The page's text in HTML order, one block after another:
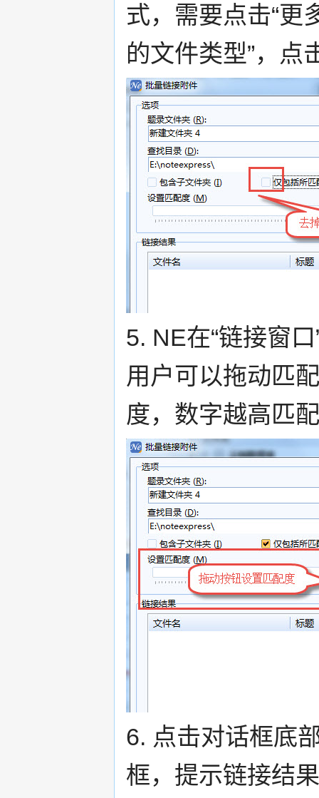
式，需要点击“更
的文件类型”，点
5. NE在“链接窗
用户可以拖动匹
度，数字越高匹
6. 点击对话框底
框，提示链接结